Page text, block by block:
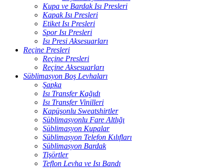
Kupa ve Bardak Isı Presleri
Kapak Isı Presleri
Etiket Isı Presleri
Spor Isı Presleri
Isı Presi Aksesuarları
Reçine Presleri
Reçine Presleri
Reçine Aksesuarları
Süblimasyon Boş Levhaları
Şapka
Isı Transfer Kağıdı
Isı Transfer Vinilleri
Kapüşonlu Sweatshirtler
Süblimasyonlu Fare Altlığı
Süblimasyon Kupalar
Süblimasyon Telefon Kılıfları
Süblimasyon Bardak
Tişörtler
Teflon Levha ve Isı Bandı